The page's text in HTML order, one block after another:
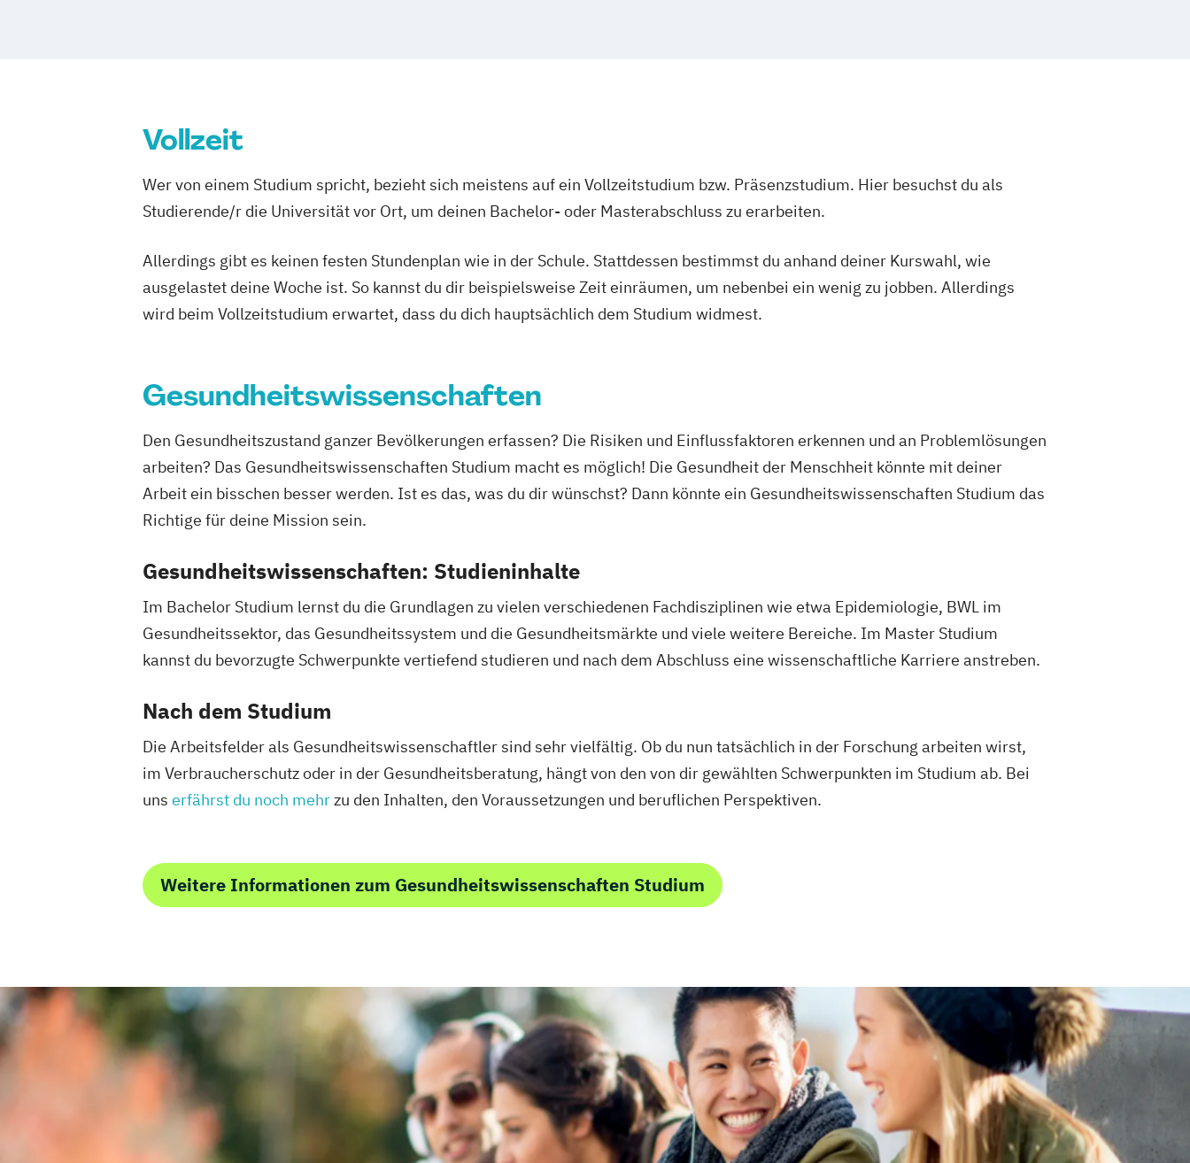
Vollzeit
Wer von einem Studium spricht, bezieht sich meistens auf ein Vollzeitstudium bzw. Präsenzstudium. Hier besuchst du als
Studierende/r die Universität vor Ort, um deinen Bachelor- oder Masterabschluss zu erarbeiten.
Allerdings gibt es keinen festen Stundenplan wie in der Schule. Stattdessen bestimmst du anhand deiner Kurswahl, wie
ausgelastet deine Woche ist. So kannst du dir beispielsweise Zeit einräumen, um nebenbei ein wenig zu jobben. Allerdings
wird beim Vollzeitstudium erwartet, dass du dich hauptsächlich dem Studium widmest.
Gesundheitswissenschaften
Den Gesundheitszustand ganzer Bevölkerungen erfassen? Die Risiken und Einflussfaktoren erkennen und an Problemlösungen
arbeiten? Das Gesundheitswissenschaften Studium macht es möglich! Die Gesundheit der Menschheit könnte mit deiner
Arbeit ein bisschen besser werden. Ist es das, was du dir wünschst? Dann könnte ein Gesundheitswissenschaften Studium das
Richtige für deine Mission sein.
Gesundheitswissenschaften: Studieninhalte
Im Bachelor Studium lernst du die Grundlagen zu vielen verschiedenen Fachdisziplinen wie etwa Epidemiologie, BWL im
Gesundheitssektor, das Gesundheitssystem und die Gesundheitsmärkte und viele weitere Bereiche. Im Master Studium
kannst du bevorzugte Schwerpunkte vertiefend studieren und nach dem Abschluss eine wissenschaftliche Karriere anstreben.
Nach dem Studium
Die Arbeitsfelder als Gesundheitswissenschaftler sind sehr vielfältig. Ob du nun tatsächlich in der Forschung arbeiten wirst,
im Verbraucherschutz oder in der Gesundheitsberatung, hängt von den von dir gewählten Schwerpunkten im Studium ab. Bei
uns erfährst du noch mehrzu den Inhalten, den Voraussetzungen und beruflichen Perspektiven.
Weitere Informationen zum Gesundheitswissenschaften Studium